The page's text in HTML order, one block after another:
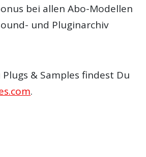
bei allen Abo-Modellen
und Pluginarchiv
& Samples findest Du
.